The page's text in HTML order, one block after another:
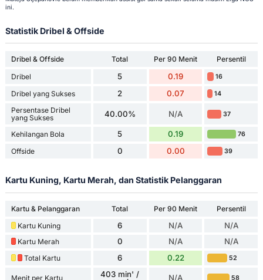
ini.
Statistik Dribel & Offside
Dribel & Offside Total Per 90 Menit
Persentil
Dribel
5 0.19 16
Dribel yang Sukses 2 0.07 14
Persentase Dribel
yang Sukses
40.00% N/A 37
Kehilangan Bola 5 0.19 76
Offside 0 0.00 39
Kartu Kuning, Kartu Merah, dan Statistik Pelanggaran
Kartu & Pelanggaran Total Per 90 Menit
Persentil
Kartu Kuning
6 N/A N/A
Kartu Merah 0 N/A N/A
Total Kartu 6 0.22 52
Menit per Kartu
403 min' /
N/A 58